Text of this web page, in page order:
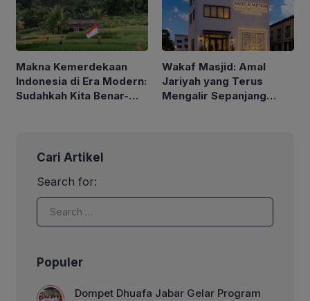
Makna Kemerdekaan
Indonesia di Era Modern:
Sudahkah Kita Benar-
Wakaf Masjid: Amal
Jariyah yang Terus
Mengalir Sepanjang
Cari Artikel
Search for:
Populer
Dompet Dhuafa Jabar Gelar Program